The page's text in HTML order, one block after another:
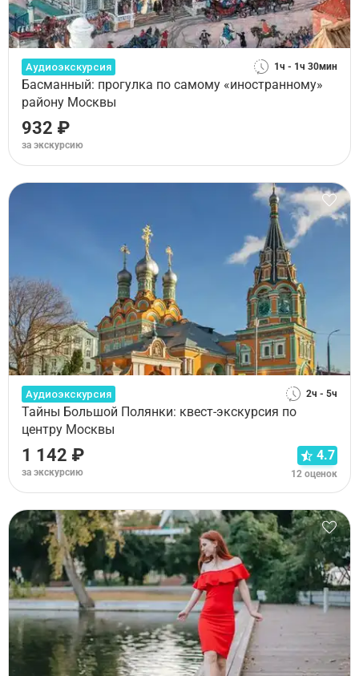
Аудиоэкскурсия 1ч - 1ч 30мин
Басманный: прогулка по самому «иностранному»
району Москвы
932 ₽
за экскурсию
Аудиоэкскурсия 2ч - 5ч
Тайны Большой Полянки: квест-экскурсия по
центру Москвы
1 142 ₽
за экскурсию
4.7
12 оценок